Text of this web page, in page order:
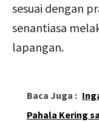
sesuai dengan
senantiasa
lapangan.
Baca Juga :
Pahala Kering